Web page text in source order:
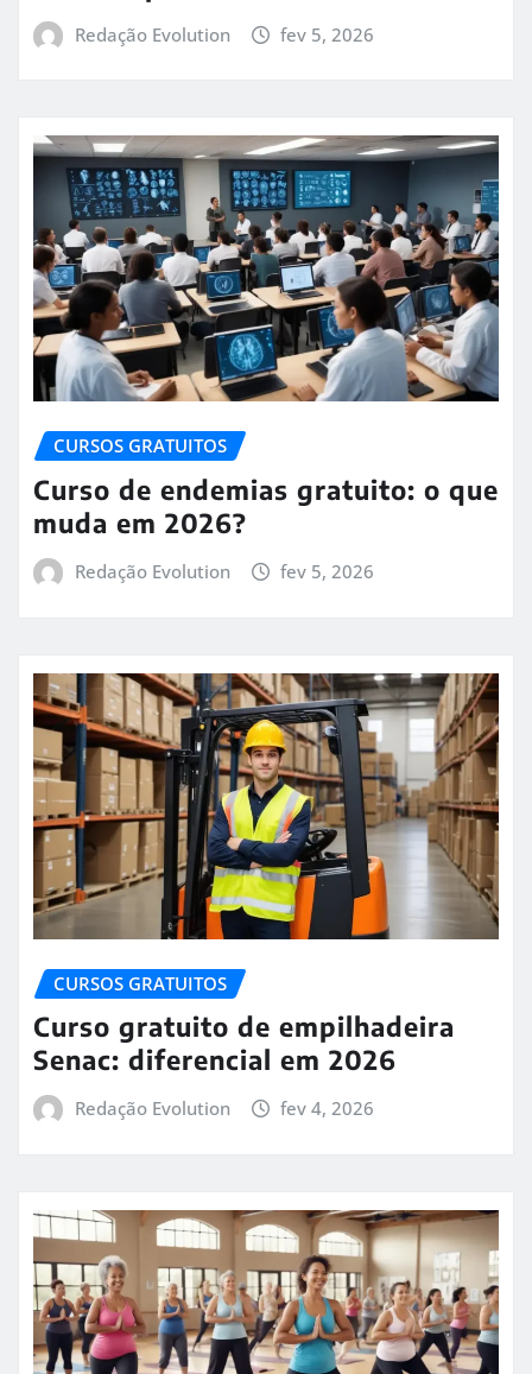
Redação Evolution fev 5, 2026
CURSOS GRATUITOS
Curso de endemias gratuito: o que
muda em 2026?
Redação Evolution fev 5, 2026
CURSOS GRATUITOS
Curso gratuito de empilhadeira
Senac: diferencial em 2026
Redação Evolution fev 4, 2026